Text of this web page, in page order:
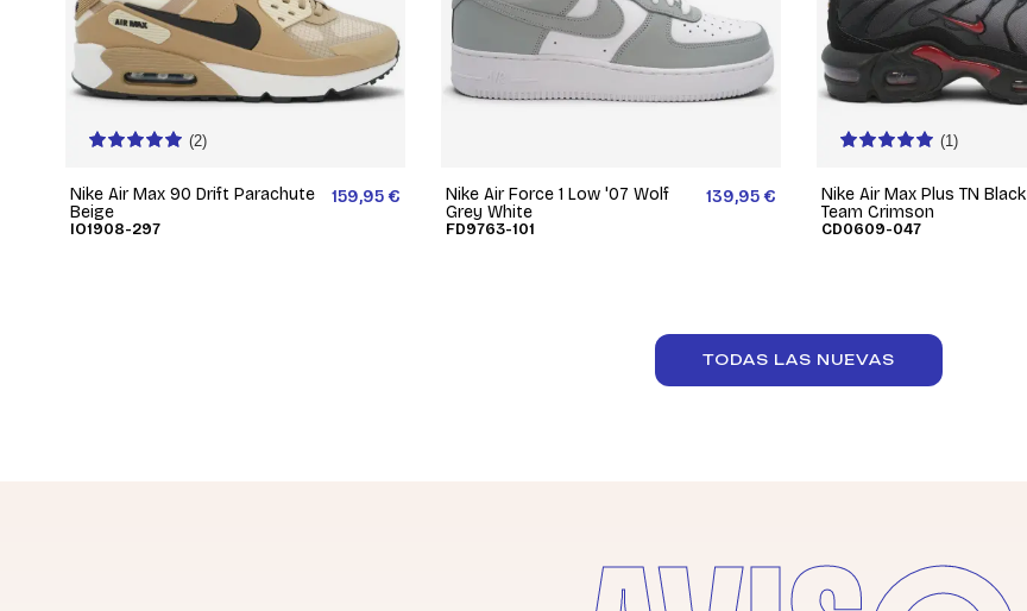
(2)
Nike Air Max 90 Drift Parachute
Beige
IO1908-297
159,95 €
Nike Air Force 1 Low '07 Wolf
Grey White
FD9763-101
139,95 €
(1)
Nike Air Max Plus TN Black
Team Crimson
CD0609-047
TODAS LAS NUEVAS